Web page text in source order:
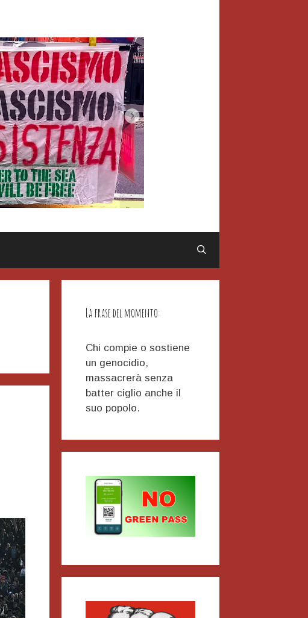
La frase del momento:
Chi compie o sostiene
un genocidio,
massacrerà senza
batter ciglio anche il
suo popolo.